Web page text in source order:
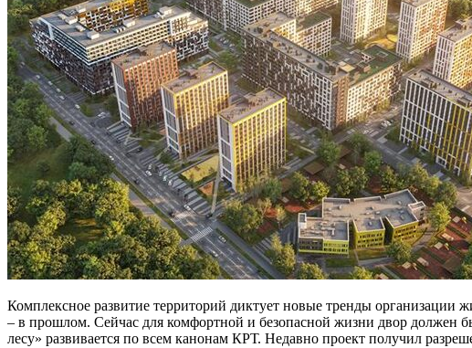
Комплексное развитие территорий диктует новые тренды организации
– в прошлом. Сейчас для комфортной и безопасной жизни двор должен
лесу» развивается по всем канонам КРТ. Недавно проект получил